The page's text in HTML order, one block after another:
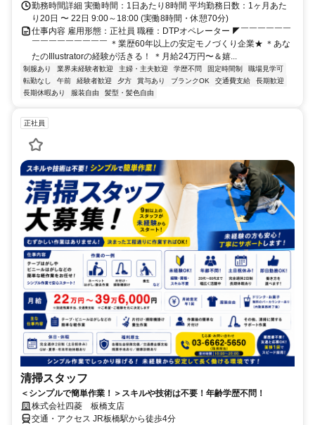
勤務時間詳細 実働時間：1日あたり8時間 平均勤務日数：1ヶ月あた
り20日 〜 22日 9:00～18:00 (実働8時間・休憩70分)
仕事内容 雇用形態：正社員 職種：DTPオペレーター ◤￣￣￣￣￣￣
￣￣￣￣￣￣￣￣￣ ＊業歴60年以上の安定モノづくり企業★ ＊あな
たのIllustratorの経験が活きる！ ＊月給24万円〜＆嬉...
制服あり 業界未経験者歓迎 主婦・主夫歓迎 学歴不問 固定時間制
職場見学可
転勤なし
午前 経験者歓迎 夕方 賞与あり ブランクOK 交通費支給
長期歓迎
長期休暇あり
服装自由 髪型・髪色自由
正社員
清掃スタッフ
＜シンプルで簡単作業！＞スキルや技術は不要！年齢学歴不問！
株式会社四菱 板橋支店
交通・アクセス JR板橋駅から徒歩4分